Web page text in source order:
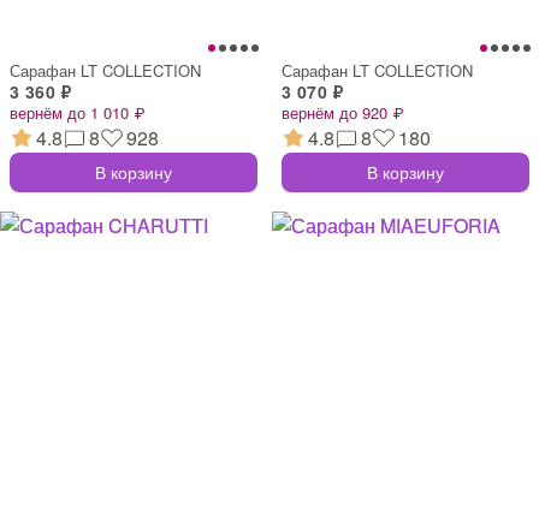
Сарафан LT COLLECTION
3 360 ₽
вернём до 1 010 ₽
4.8 8 928
В корзину
Сарафан LT COLLECTION
3 070 ₽
вернём до 920 ₽
4.8 8 180
В корзину